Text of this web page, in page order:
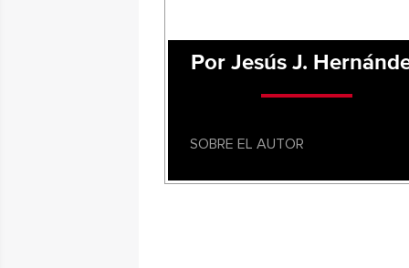
Por Jesús J.
SOBRE EL AUTOR